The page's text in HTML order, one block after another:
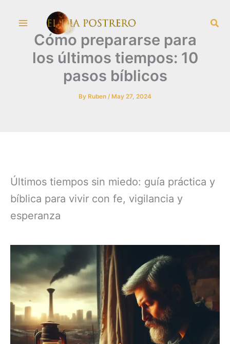
contentCómo prepararse para
los últimos tiempos: 10
pasos bíblicos
By Ruben / May 27, 2024
Últimos tiempos sin miedo: guía práctica y
bíblica para vivir con fe, vigilancia y
esperanza